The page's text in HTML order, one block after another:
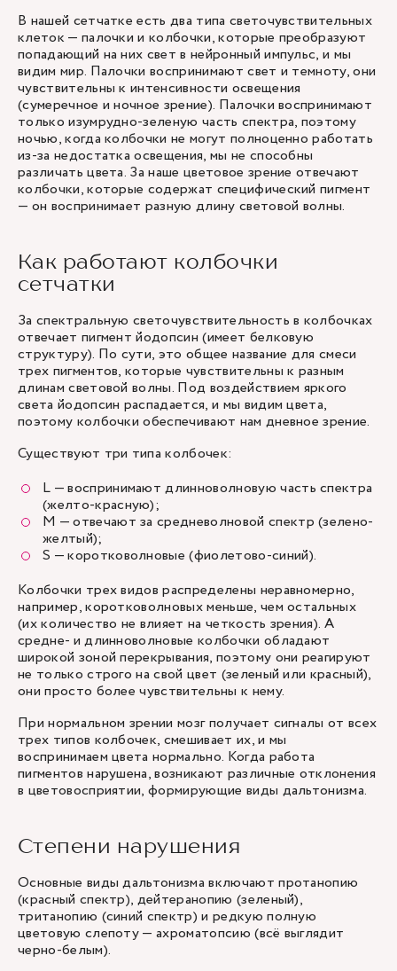
В нашей сетчатке есть два типа светочувствительных
клеток — палочки и колбочки, которые преобразуют
попадающий на них свет в нейронный импульс, и мы
видим мир. Палочки воспринимают свет и темноту, они
чувствительны к интенсивности освещения
(сумеречное и ночное зрение). Палочки воспринимают
только изумрудно-зеленую часть спектра, поэтому
ночью, когда колбочки не могут полноценно работать
из-за недостатка освещения, мы не способны
различать цвета. За наше цветовое зрение отвечают
колбочки, которые содержат специфический пигмент
— он воспринимает разную длину световой волны.
Как работают колбочки
сетчатки
За спектральную светочувствительность в колбочках
отвечает пигмент йодопсин (имеет белковую
структуру). По сути, это общее название для смеси
трех пигментов, которые чувствительны к разным
длинам световой волны. Под воздействием яркого
света йодопсин распадается, и мы видим цвета,
поэтому колбочки обеспечивают нам дневное зрение.
Существуют три типа колбочек:
L — воспринимают длинноволновую часть спектра
(желто-красную);
M — отвечают за средневолновой спектр (зелено-
желтый);
S — коротковолновые (фиолетово-синий).
Колбочки трех видов распределены неравномерно,
например, коротковолновых меньше, чем остальных
(их количество не влияет на четкость зрения). А
средне- и длинноволновые колбочки обладают
широкой зоной перекрывания, поэтому они реагируют
не только строго на свой цвет (зеленый или красный),
они просто более чувствительны к нему.
При нормальном зрении мозг получает сигналы от всех
трех типов колбочек, смешивает их, и мы
воспринимаем цвета нормально. Когда работа
пигментов нарушена, возникают различные отклонения
в цветовосприятии, формирующие виды дальтонизма.
Степени нарушения
Основные виды дальтонизма включают протанопию
(красный спектр), дейтеранопию (зеленый),
тританопию (синий спектр) и редкую полную
цветовую слепоту — ахроматопсию (всё выглядит
черно-белым).